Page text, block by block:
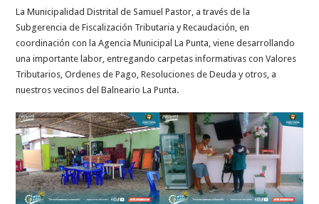
La Municipalidad Distrital de Samuel Pastor, a través de la
Subgerencia de Fiscalización Tributaria y Recaudación, en
coordinación con la Agencia Municipal La Punta, viene desarrollando
una importante labor, entregando carpetas informativas con Valores
Tributarios, Ordenes de Pago, Resoluciones de Deuda y otros, a
nuestros vecinos del Balneario La Punta.